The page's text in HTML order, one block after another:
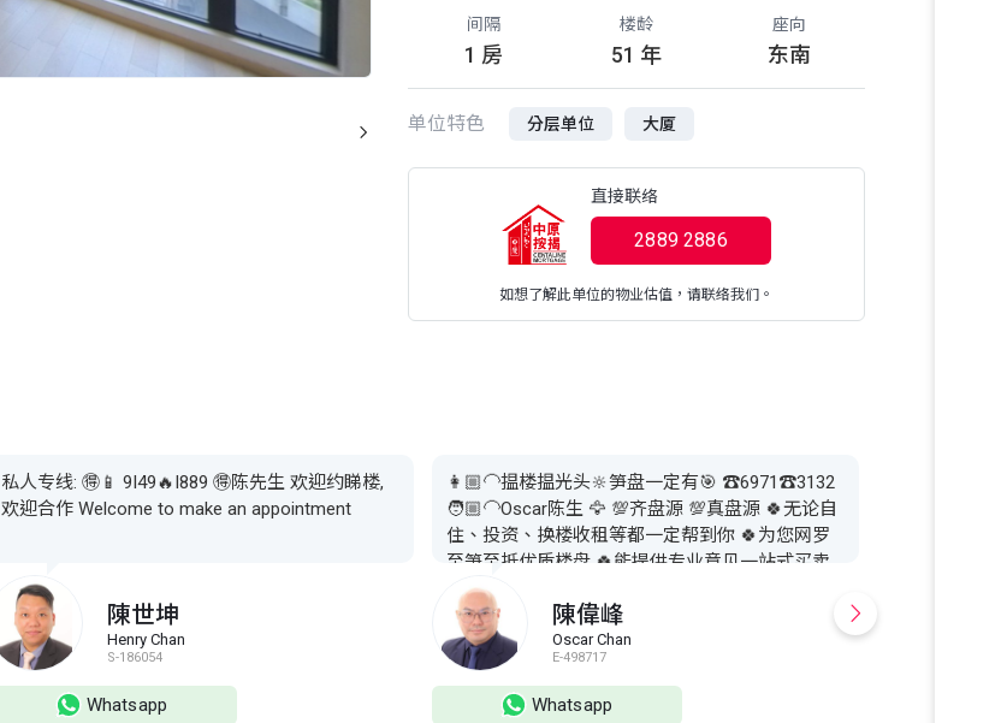
间隔
1 房
楼龄
51 年
座向
东南
单位特色 分层单位 大厦
直接联络
2889 2886
如想了解此单位的物业估值，请联络我们。
私人专线: 🉐📱 9I49🔥I889 🉐陈先生 欢迎约睇楼,
欢迎合作 Welcome to make an appointment
陳世坤
Henry Chan
S-186054
Whatsapp
👩🏼‍🦲揾楼揾光头🔆笋盘一定有🎯 ☎️6971☎️3132
🧑🏼‍🦲Oscar陈生 🦅 💯齐盘源 💯真盘源 🍀无论自
住、投资、换楼收租等都一定帮到你 🍀为您网罗
至笋至抵优质楼盘 🍀能提供专业意见一站式买卖
及售后服务 🍀合作或业主委托放盘 🔥物业估价 律
师楼介绍 按揭转介 🔥大量笋盘及上车盘资讯推介
🔥一二手买卖专车接送及租赁 🔥欢迎来电了解查
询更多 ☎️6971☎️3132 🧑🏼‍🦲Oscar陈生 🦅 👩🏼‍🦲
揾楼揾光头🔆笋盘一定有🎯
陳偉峰
Oscar Chan
E-498717
Whatsapp